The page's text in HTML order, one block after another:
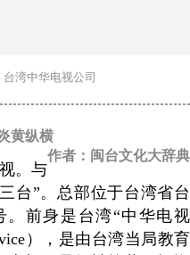
湾中华电视公司
黄纵横
作者：闽台文化大辞典
。与
台”。总部位于台湾省台
。前身是台湾“中华电视
），是由台湾当局教育